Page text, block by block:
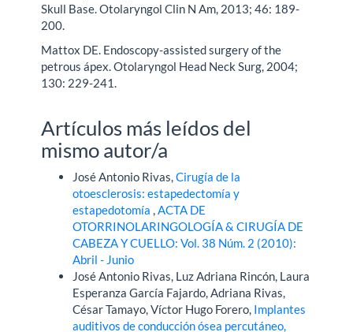
Skull Base. Otolaryngol Clin N Am, 2013; 46: 189-
200.
Mattox DE. Endoscopy-assisted surgery of the
petrous ápex. Otolaryngol Head Neck Surg, 2004;
130: 229-241.
Artículos más leídos del
mismo autor/a
José Antonio Rivas,Cirugía de la
otoesclerosis: estapedectomía y
estapedotomía,ACTA DE
OTORRINOLARINGOLOGÍA & CIRUGÍA DE
CABEZA Y CUELLO: Vol. 38 Núm. 2 (2010):
Abril - Junio
José Antonio Rivas, Luz Adriana Rincón, Laura
Esperanza García Fajardo, Adriana Rivas,
César Tamayo, Víctor Hugo Forero, Implantes
auditivos de conducción ósea percutáneo,